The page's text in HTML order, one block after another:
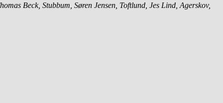
Beck, Stubbum, Søren Jensen, Toftlund, Jes Lind, Agerskov,